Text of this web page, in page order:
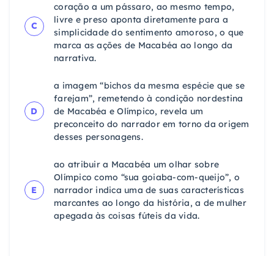
C
coração a um pássaro, ao mesmo tempo,
livre e preso aponta diretamente para a
simplicidade do sentimento amoroso, o que
marca as ações de Macabéa ao longo da
narrativa.
D
a imagem “bichos da mesma espécie que se
farejam”, remetendo à condição nordestina
de Macabéa e Olímpico, revela um
preconceito do narrador em torno da origem
desses personagens.
E
ao atribuir a Macabéa um olhar sobre
Olímpico como “sua goiaba-com-queijo”, o
narrador indica uma de suas características
marcantes ao longo da história, a de mulher
apegada às coisas fúteis da vida.